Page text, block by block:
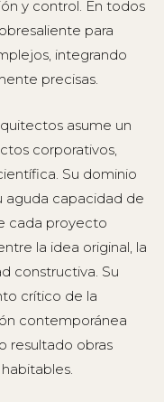
y control. En todos
para
integrando
precisas.
asume un
corporativos,
Su dominio
aguda capacidad de
cada proyecto
la idea original, la
constructiva. Su
crítico de la
contemporánea
resultado obras